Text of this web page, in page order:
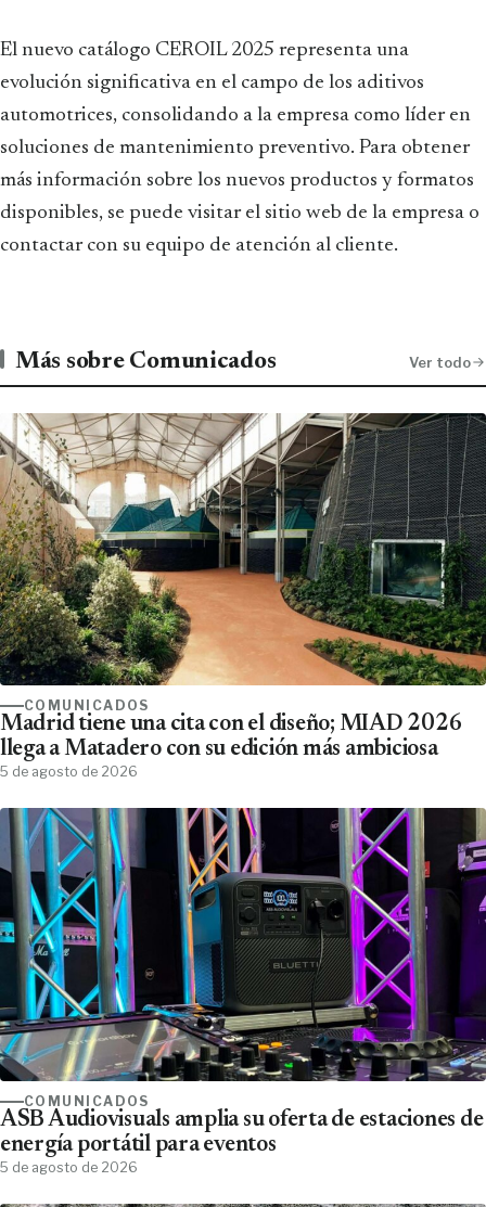
El nuevo catálogo CEROIL 2025 representa una
evolución significativa en el campo de los aditivos
automotrices, consolidando a la empresa como líder en
soluciones de mantenimiento preventivo. Para obtener
más información sobre los nuevos productos y formatos
disponibles, se puede visitar el sitio web de la empresa o
contactar con su equipo de atención al cliente.
Más sobre Comunicados Ver todo
COMUNICADOS
Madrid tiene una cita con el diseño; MIAD 2026
llega a Matadero con su edición más ambiciosa
5 de agosto de 2026
COMUNICADOS
ASB Audiovisuals amplia su oferta de estaciones de
energía portátil para eventos
5 de agosto de 2026